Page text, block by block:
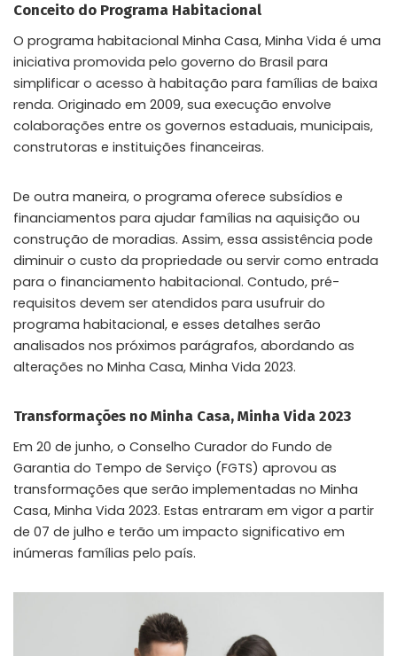
Conceito do Programa Habitacional
O programa habitacional Minha Casa, Minha Vida é uma
iniciativa promovida pelo governo do Brasil para
simplificar o acesso à habitação para famílias de baixa
renda. Originado em 2009, sua execução envolve
colaborações entre os governos estaduais, municipais,
construtoras e instituições financeiras.
De outra maneira, o programa oferece subsídios e
financiamentos para ajudar famílias na aquisição ou
construção de moradias. Assim, essa assistência pode
diminuir o custo da propriedade ou servir como entrada
para o financiamento habitacional. Contudo, pré-
requisitos devem ser atendidos para usufruir do
programa habitacional, e esses detalhes serão
analisados nos próximos parágrafos, abordando as
alterações no Minha Casa, Minha Vida 2023.
Transformações no Minha Casa, Minha Vida 2023
Em 20 de junho, o Conselho Curador do Fundo de
Garantia do Tempo de Serviço (FGTS) aprovou as
transformações que serão implementadas no Minha
Casa, Minha Vida 2023. Estas entraram em vigor a partir
de 07 de julho e terão um impacto significativo em
inúmeras famílias pelo país.